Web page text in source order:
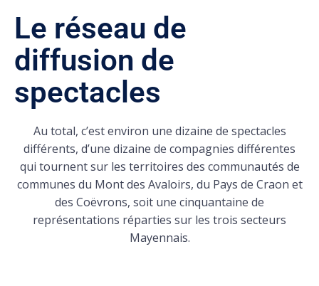
Le réseau de
diffusion de
spectacles
Au total, c’est environ une dizaine de spectacles
différents, d’une dizaine de compagnies différentes
qui tournent sur les territoires des communautés de
communes du Mont des Avaloirs, du Pays de Craon et
des Coëvrons, soit une cinquantaine de
représentations réparties sur les trois secteurs
Mayennais.